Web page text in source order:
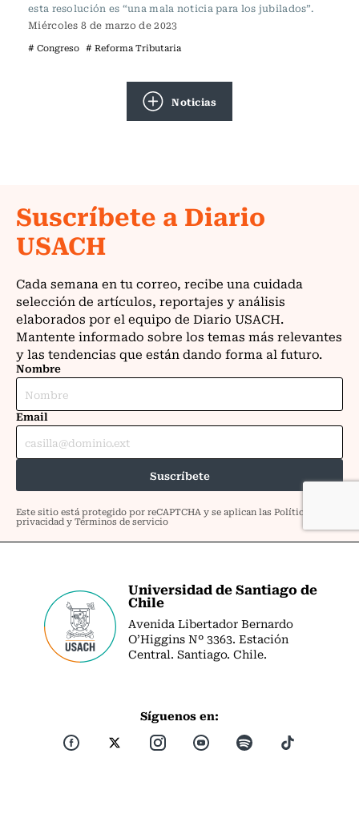
esta resolución es “una mala noticia para los jubilados”.
Miércoles 8 de marzo de 2023
# Congreso # Reforma Tributaria
Noticias
Universidad de Santiago de
Chile
Avenida Libertador Bernardo
O’Higgins Nº 3363. Estación
Central. Santiago. Chile.
Síguenos en: